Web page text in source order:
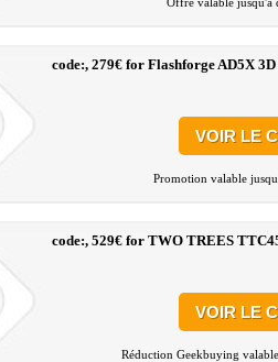
code:, 279€ for Flashforge AD5X
VOIR LE
Promotion valable
code:, 529€ for TWO TREES
VOIR LE
Réduction Geekbuying